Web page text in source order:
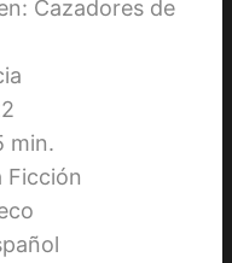
Cazadores de
min.
Ficción